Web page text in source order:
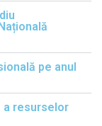
pe anul
a resurselor